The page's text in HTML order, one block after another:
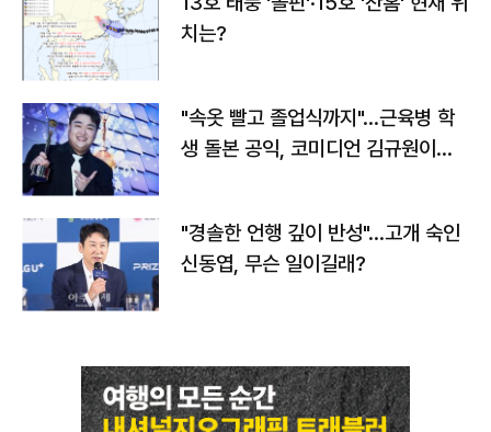
치는?
"속옷 빨고 졸업식까지"…근육병 학
생 돌본 공익, 코미디언 김규원이었
"경솔한 언행 깊이 반성"…고개 숙인
신동엽, 무슨 일이길래?